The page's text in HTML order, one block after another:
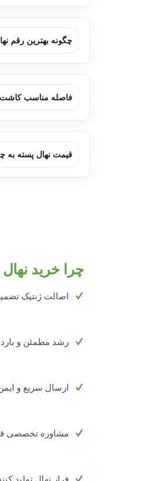
چگونه بهترین رقم
فاصله مناسب
قیمت نهال پسته به
چرا خرید
اصالت ژنتیک
رشد مطمئن و
ارسال سریع و
مشاوره تخصصی